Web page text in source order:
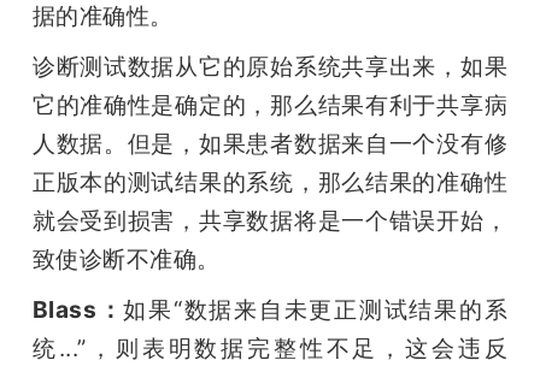
据的准确性。
诊断测试数据从它的原始系统共享出来，如果
它的准确性是确定的，那么结果有利于共享病
人数据。但是，如果患者数据来自一个没有修
正版本的测试结果的系统，那么结果的准确性
就会受到损害，共享数据将是一个错误开始，
致使诊断不准确。
Blass：如果“数据来自未更正测试结果的系
统...”，则表明数据完整性不足，这会违反